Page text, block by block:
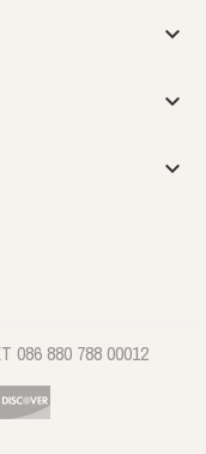



086 880 788 00012